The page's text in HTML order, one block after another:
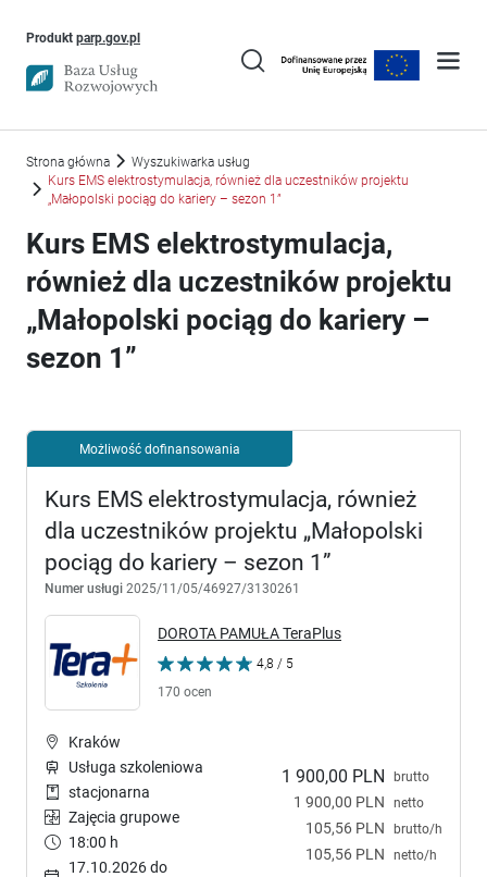
Produkt parp.gov.plUwaga, link otworzy się w nowym oknie
Strona główna
Wyszukiwarka usług
Kurs EMS elektrostymulacja, również dla uczestników projektu
„Małopolski pociąg do kariery – sezon 1”
Kurs EMS elektrostymulacja,
również dla uczestników projektu
„Małopolski pociąg do kariery –
sezon 1”
Możliwość dofinansowania
Kurs EMS elektrostymulacja, również
dla uczestników projektu „Małopolski
pociąg do kariery – sezon 1”
Numer usługi 2025/11/05/46927/3130261
DOROTA PAMUŁA TeraPlus
4,8 / 5
170 ocen
1 900,00 PLN brutto
1 900,00 PLN netto
105,56 PLN brutto/h
105,56 PLN netto/h
Kraków
Usługa szkoleniowa
stacjonarna
Zajęcia grupowe
18:00 h
17.10.2026 do